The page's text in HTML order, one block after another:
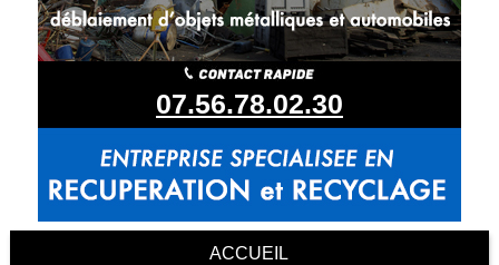
07.56.78.02.30
ACCUEIL